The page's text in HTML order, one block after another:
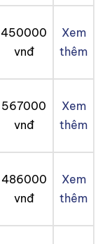
450000
vnđ
Xem
thêm
567000
vnđ
Xem
thêm
486000
vnđ
Xem
thêm